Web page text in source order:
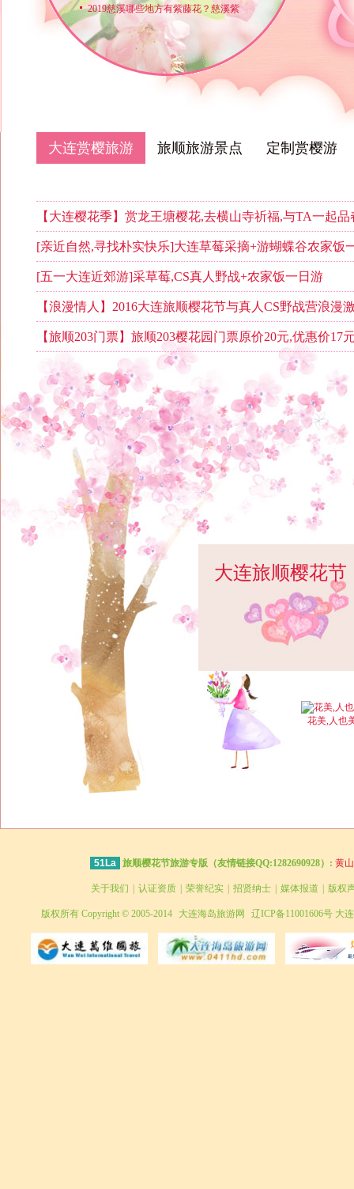
2019慈溪哪些地方有紫藤花？慈溪紫
大连赏樱旅游 旅顺旅游景点 定制赏樱游
【大连樱花季】赏龙王塘樱花,去横山寺祈福,与TA一起品
[亲近自然,寻找朴实快乐]大连草莓采摘+游蝴蝶谷农家饭
[五一大连近郊游]采草莓,CS真人野战+农家饭一日游
【浪漫情人】2016大连旅顺樱花节与真人CS野战营浪漫
【旅顺203门票】旅顺203樱花园门票原价20元,优惠价17
大连旅顺樱花节
2017旅顺樱花抢先看 旅顺樱花园 花美,人也美,老兵伟哥
51La 旅顺樱花节旅游专版（友情链接QQ:1282690928）: 黄
关于我们 认证资质 荣誉纪实 招贤纳士 媒体报道 版权
版权所有 Copyright © 2005-2014 大连海岛旅游网 辽ICP备11001606号 大